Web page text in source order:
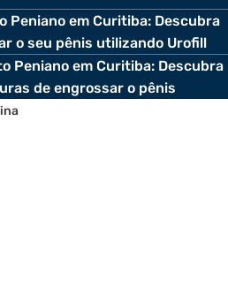
Peniano em Curitiba: Descubra
o seu pênis utilizando Urofill
Peniano em Curitiba: Descubra
de engrossar o pênis